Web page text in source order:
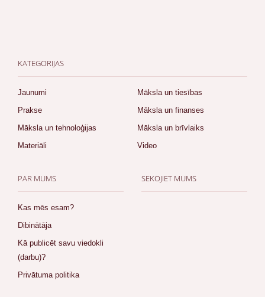
KATEGORIJAS
Jaunumi
Māksla un tiesības
Prakse
Māksla un finanses
Māksla un tehnoloģijas
Māksla un brīvlaiks
Materiāli
Video
PAR MUMS
Kas mēs esam?
Dibinātāja
Kā publicēt savu viedokli
(darbu)?
Privātuma politika
SEKOJIET MUMS